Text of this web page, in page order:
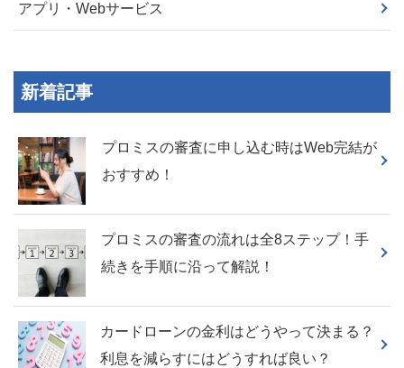
アプリ・Webサービス
新着記事
プロミスの審査に申し込む時はWeb完結が
おすすめ！
プロミスの審査の流れは全8ステップ！手
続きを手順に沿って解説！
カードローンの金利はどうやって決まる？
利息を減らすにはどうすれば良い？